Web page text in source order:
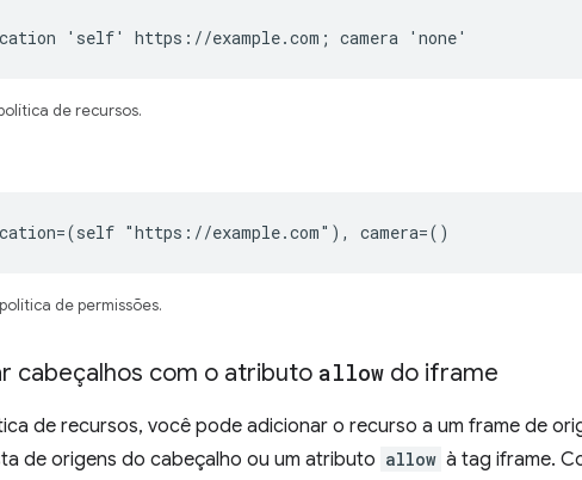
'self' https://example.com; camera 'none'
de recursos.
"https://example.com"), camera=()
de permissões.
cabeçalhos com o atributo allow do iframe
de recursos, você pode adicionar o recurso a um frame de
de origens do cabeçalho ou um atributo allow à tag iframe.